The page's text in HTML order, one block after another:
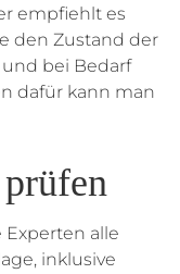
empfiehlt es
den Zustand der
bei Bedarf
dafür kann man
alle
inklusive